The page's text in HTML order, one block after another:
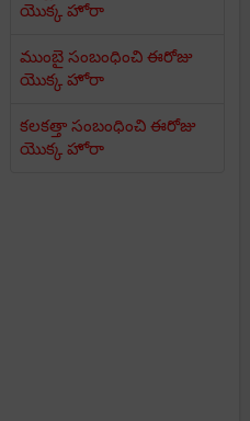
యొక్క హోరా
ముంబై సంబంధించి ఈరోజు
యొక్క హోరా
కలకత్తా సంబంధించి ఈరోజు
యొక్క హోరా